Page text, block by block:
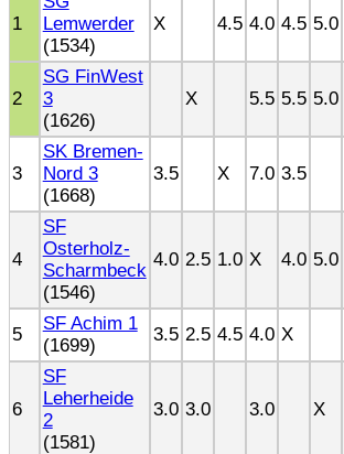
1
Lemwerder
(1534)
X 4.5 4.0 4.5 5.0
2
SG FinWest
3
(1626)
X 5.5 5.5 5.0
3
SK Bremen-
Nord 3
(1668)
3.5 X 7.0 3.5
4
SF
Osterholz-
Scharmbeck
(1546)
4.0 2.5 1.0 X 4.0 5.0
5
SF Achim 1
(1699)
3.5 2.5 4.5 4.0 X
6
SF
Leherheide
2
(1581)
3.0 3.0 3.0 X